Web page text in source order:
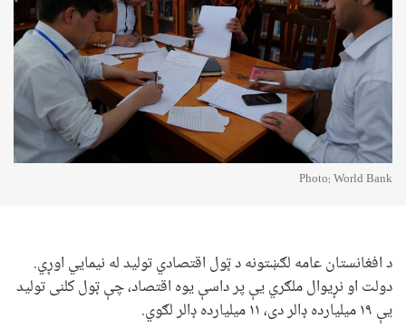
Photo: World Bank
د افغانستان عامه لګښتونه د ټول اقتصادي توليد له نيمايي اوړي.
دولت او نړيوال ملګري يې پر داسې يوه اقتصاد، چې ټول کلنی توليد
يې ۱۹ ميليارده ډالر دی، ۱۱ ميليارده ډالر لګوي.